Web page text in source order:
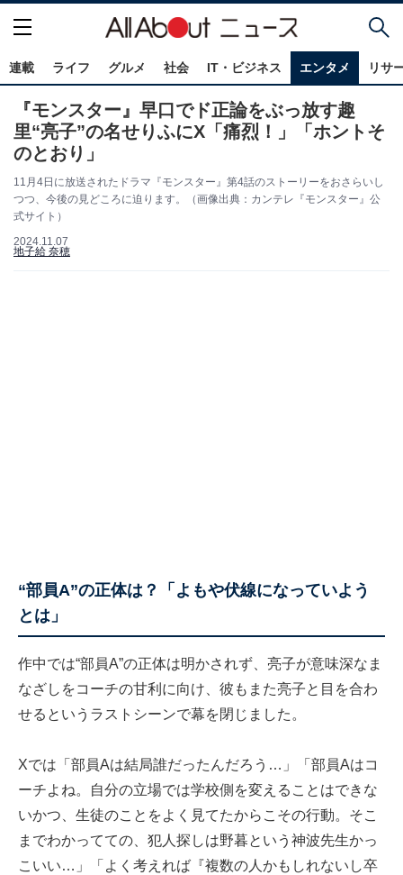
連載 ライフ グルメ 社会 IT・ビジネス エンタメ リサ
『モンスター』早口でド正論をぶっ放す趣
里“亮子”の名せりふにX「痛烈！」「ホントそ
のとおり」
11月4日に放送されたドラマ『モンスター』第4話のストーリーをおさらいし
つつ、今後の見どころに迫ります。（画像出典：カンテレ『モンスター』公
式サイト）
2024.11.07
地子給 奈穂
“部員A”の正体は？「よもや伏線になっていよう
とは」
作中では“部員A”の正体は明かされず、亮子が意味深なま
なざしをコーチの甘利に向け、彼もまた亮子と目を合わ
せるというラストシーンで幕を閉じました。
Xでは「部員Aは結局誰だったんだろう…」「部員Aはコ
ーチよね。自分の立場では学校側を変えることはできな
いかつ、生徒のことをよく見てたからこその行動。そこ
までわかってての、犯人探しは野暮という神波先生かっ
こいい…」「よく考えれば『複数の人かもしれないし卒